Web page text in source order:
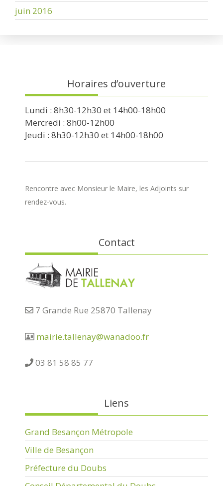
juin 2016
Horaires d’ouverture
Lundi : 8h30-12h30 et 14h00-18h00
Mercredi : 8h00-12h00
Jeudi : 8h30-12h30 et 14h00-18h00
Rencontre avec Monsieur le Maire, les Adjoints sur
rendez-vous.
Contact
7 Grande Rue 25870 Tallenay
mairie.tallenay@wanadoo.fr
03 81 58 85 77
Liens
Grand Besançon Métropole
Ville de Besançon
Préfecture du Doubs